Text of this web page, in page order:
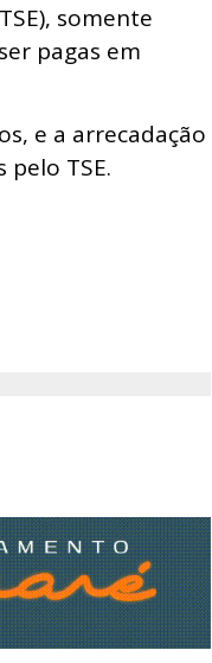
somente
pagas em
e a arrecadação
TSE.